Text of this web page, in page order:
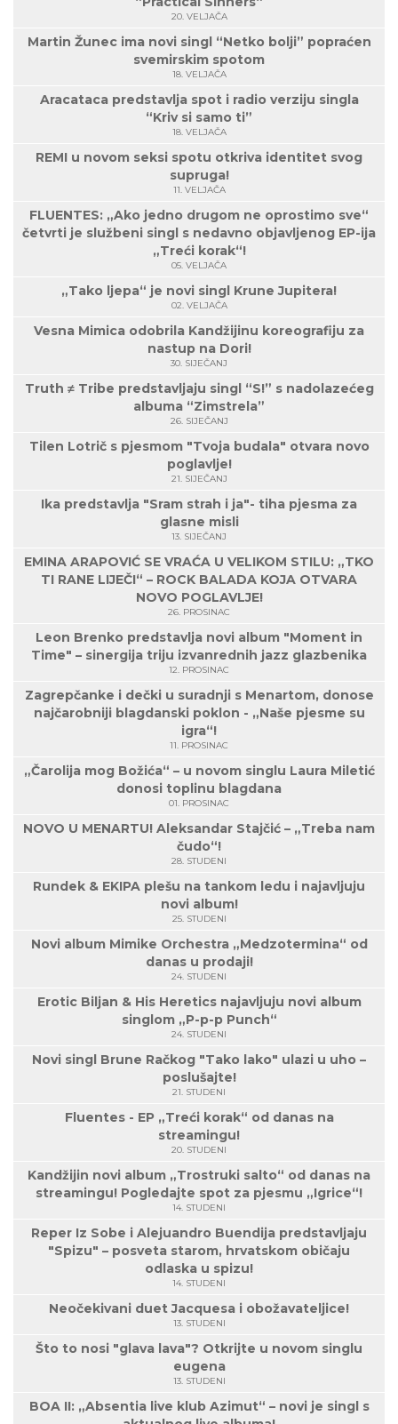
20. VELJAČA
Martin Žunec ima novi singl “Netko bolji” popraćen
svemirskim spotom
18. VELJAČA
Aracataca predstavlja spot i radio verziju singla
“Kriv si samo ti”
18. VELJAČA
REMI u novom seksi spotu otkriva identitet svog
supruga!
11. VELJAČA
FLUENTES: „Ako jedno drugom ne oprostimo sve“
četvrti je službeni singl s nedavno objavljenog EP-ija
„Treći korak“!
05. VELJAČA
„Tako ljepa“ je novi singl Krune Jupitera!
02. VELJAČA
Vesna Mimica odobrila Kandžijinu koreografiju za
nastup na Dori!
30. SIJEČANJ
Truth ≠ Tribe predstavljaju singl “S!” s nadolazećeg
albuma “Zimstrela”
26. SIJEČANJ
Tilen Lotrič s pjesmom "Tvoja budala" otvara novo
poglavlje!
21. SIJEČANJ
Ika predstavlja "Sram strah i ja"- tiha pjesma za
glasne misli
13. SIJEČANJ
EMINA ARAPOVIĆ SE VRAĆA U VELIKOM STILU: „TKO
TI RANE LIJEČI“ – ROCK BALADA KOJA OTVARA
NOVO POGLAVLJE!
26. PROSINAC
Leon Brenko predstavlja novi album "Moment in
Time" – sinergija triju izvanrednih jazz glazbenika
12. PROSINAC
Zagrepčanke i dečki u suradnji s Menartom, donose
najčarobniji blagdanski poklon - „Naše pjesme su
igra“!
11. PROSINAC
„Čarolija mog Božića“ – u novom singlu Laura Miletić
donosi toplinu blagdana
01. PROSINAC
NOVO U MENARTU! Aleksandar Stajčić – „Treba nam
čudo“!
28. STUDENI
Rundek & EKIPA plešu na tankom ledu i najavljuju
novi album!
25. STUDENI
Novi album Mimike Orchestra „Medzotermina“ od
danas u prodaji!
24. STUDENI
Erotic Biljan & His Heretics najavljuju novi album
singlom „P-p-p Punch“
24. STUDENI
Novi singl Brune Račkog "Tako lako" ulazi u uho –
poslušajte!
21. STUDENI
Fluentes - EP „Treći korak“ od danas na
streamingu!
20. STUDENI
Kandžijin novi album „Trostruki salto“ od danas na
streamingu! Pogledajte spot za pjesmu „Igrice“!
14. STUDENI
Reper Iz Sobe i Alejuandro Buendija predstavljaju
"Spizu" – posveta starom, hrvatskom običaju
odlaska u spizu!
14. STUDENI
Neočekivani duet Jacquesa i obožavateljice!
13. STUDENI
Što to nosi "glava lava"? Otkrijte u novom singlu
eugena
13. STUDENI
BOA II: „Absentia live klub Azimut“ – novi je singl s